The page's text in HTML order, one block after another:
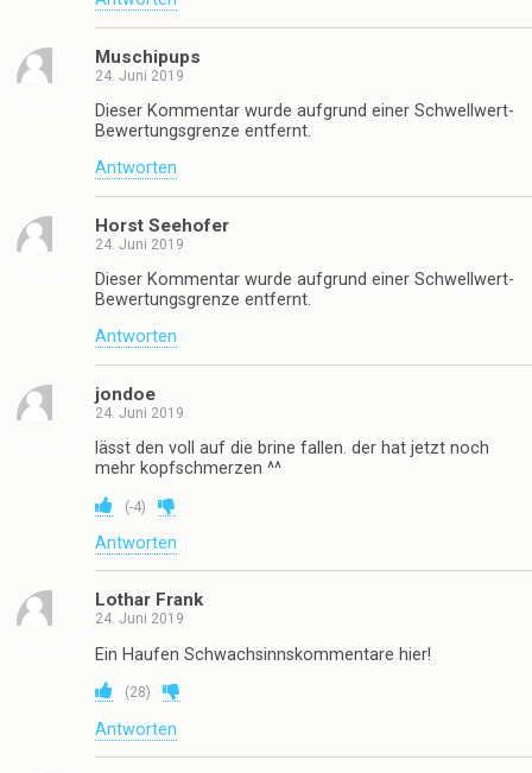
Muschipups
24. Juni 2019
Dieser Kommentar wurde aufgrund einer Schwellwert-
Bewertungsgrenze entfernt.
Antworten
Horst Seehofer
24. Juni 2019
Dieser Kommentar wurde aufgrund einer Schwellwert-
Bewertungsgrenze entfernt.
Antworten
jondoe
24. Juni 2019
lässt den voll auf die brine fallen. der hat jetzt noch
mehr kopfschmerzen ^^
(-4)
Antworten
Lothar Frank
24. Juni 2019
Ein Haufen Schwachsinnskommentare hier!
(28)
Antworten